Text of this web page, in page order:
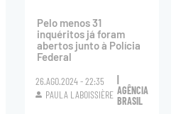
Pelo menos 31
inquéritos já foram
abertos junto à Polícia
Federal
26.AGO.2024 - 22:35
PAULA LABOISSIÈRE AGÊNCIA
BRASIL